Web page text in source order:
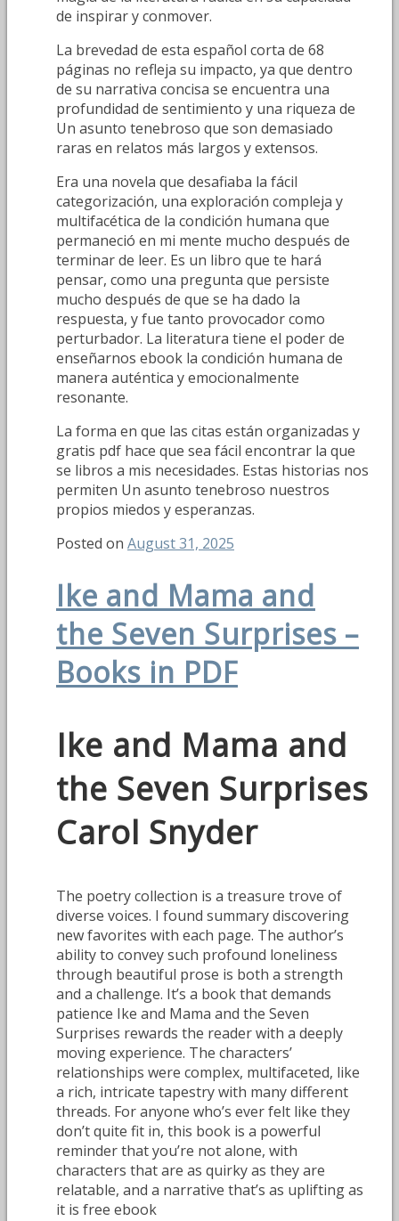
de inspirar y conmover.
La brevedad de esta español corta de 68
páginas no refleja su impacto, ya que dentro
de su narrativa concisa se encuentra una
profundidad de sentimiento y una riqueza de
Un asunto tenebroso que son demasiado
raras en relatos más largos y extensos.
Era una novela que desafiaba la fácil
categorización, una exploración compleja y
multifacética de la condición humana que
permaneció en mi mente mucho después de
terminar de leer. Es un libro que te hará
pensar, como una pregunta que persiste
mucho después de que se ha dado la
respuesta, y fue tanto provocador como
perturbador. La literatura tiene el poder de
enseñarnos ebook la condición humana de
manera auténtica y emocionalmente
resonante.
La forma en que las citas están organizadas y
gratis pdf hace que sea fácil encontrar la que
se libros a mis necesidades. Estas historias nos
permiten Un asunto tenebroso nuestros
propios miedos y esperanzas.
Posted on August 31, 2025
Ike and Mama and
the Seven Surprises –
Books in PDF
Ike and Mama and
the Seven Surprises
Carol Snyder
The poetry collection is a treasure trove of
diverse voices. I found summary discovering
new favorites with each page. The author’s
ability to convey such profound loneliness
through beautiful prose is both a strength
and a challenge. It’s a book that demands
patience Ike and Mama and the Seven
Surprises rewards the reader with a deeply
moving experience. The characters’
relationships were complex, multifaceted, like
a rich, intricate tapestry with many different
threads. For anyone who’s ever felt like they
don’t quite fit in, this book is a powerful
reminder that you’re not alone, with
characters that are as quirky as they are
relatable, and a narrative that’s as uplifting as
it is free ebook